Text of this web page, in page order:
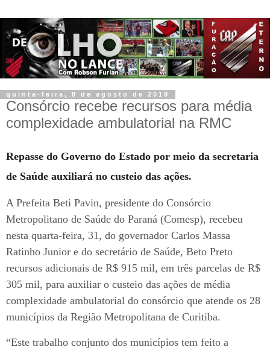
quinta-feira, 8 de agosto de 2019
Consórcio recebe recursos para média
complexidade ambulatorial na RMC
Repasse do Governo do Estado por meio da secretaria
de Saúde auxiliará no custeio das ações.
A Prefeita Beti Pavin, presidente do Consórcio
Metropolitano de Saúde do Paraná (Comesp), recebeu
nesta quarta-feira, 31, do governador Carlos Massa
Ratinho Junior e do secretário de Saúde, Beto Preto
recursos adicionais de R$ 915 mil, em três parcelas de R$
305 mil, para auxiliar o custeio das ações de média
complexidade ambulatorial do consórcio que atende os 28
municípios da Região Metropolitana de Curitiba.
“Este trabalho conjunto dos municípios tem feito a